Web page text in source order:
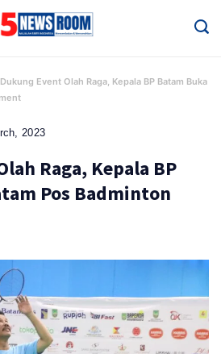
Dukung Event Olah Raga, Kepala BP Batam Buka
2023
Raga, Kepala BP
Pos Badminton